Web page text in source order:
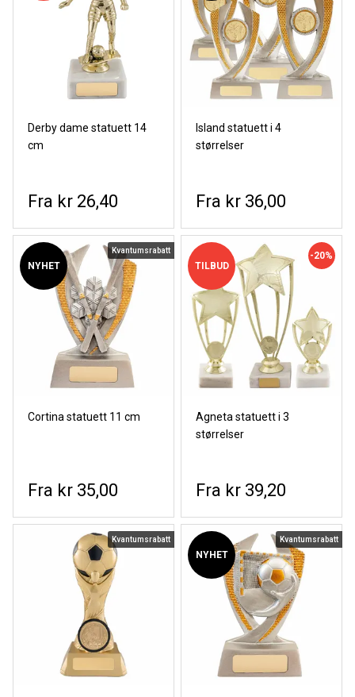
Derby dame statuett 14
cm
kr 26,40
Island statuett i 4
størrelser
kr 36,00
NYHET
Kvantumsrabatt
Cortina statuett 11 cm
kr 35,00
TILBUD
Agneta statuett i 3
størrelser
-20%
kr 39,20
Kvantumsrabatt
NYHET
Kvantumsrabatt